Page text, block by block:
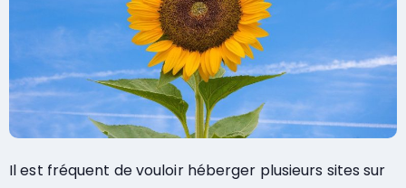
Il est fréquent de vouloir héberger plusieurs sites sur